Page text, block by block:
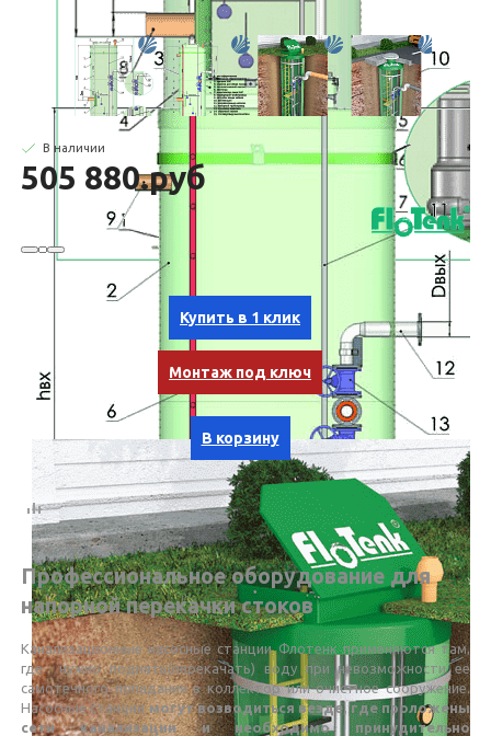
В наличии
505 880.руб
Купить в 1 клик
Монтаж под ключ
В корзину
Профессиональное оборудование для
напорной перекачки стоков
Канализационные насосные станции Флотенк применяются там,
где нужно поднять(перекачать) воду при невозможности ее
самотечного попадания в коллектор или очистное сооружение.
Насосные станциимогут возводиться везде, где проложены
сети канализации и необходимо принудительно